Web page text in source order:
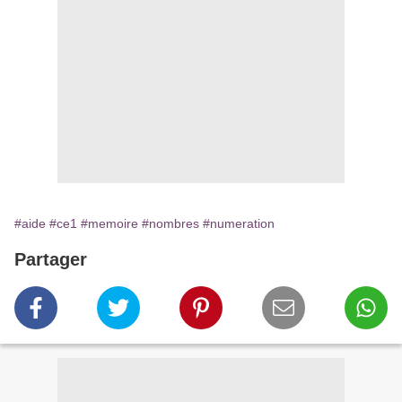
#aide #ce1 #memoire #nombres #numeration
Partager